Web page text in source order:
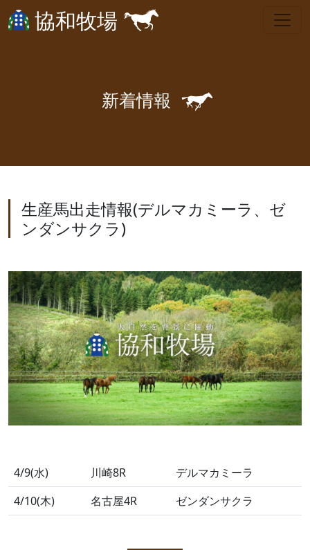
協和牧場
新着情報 🐎
生産馬出走情報(デルマカミーラ、ゼ
ンダンサクラ)
4/9(水) 川崎8R
デルマカミーラ
4/10(木)
名古屋4R ゼンダンサクラ